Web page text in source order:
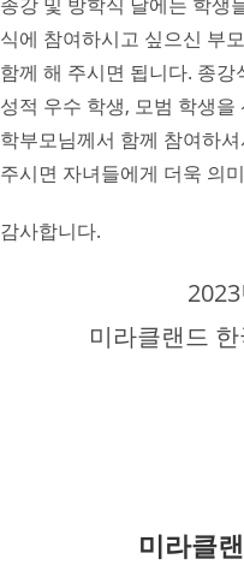
식에 참여하시고 싶으신 부
함께 해 주시면 됩니다. 종
성적 우수 학생, 모범 학생
학부모님께서 함께 참여하
주시면 자녀들에게 더욱 의
감사합니다.
미라클랜드
미라클